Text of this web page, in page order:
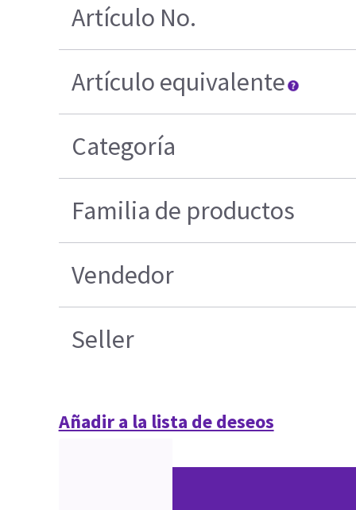
Artículo No.
Artículo equivalente
Categoría
Familia de productos
Vendedor
Seller
Añadir a la lista de deseos